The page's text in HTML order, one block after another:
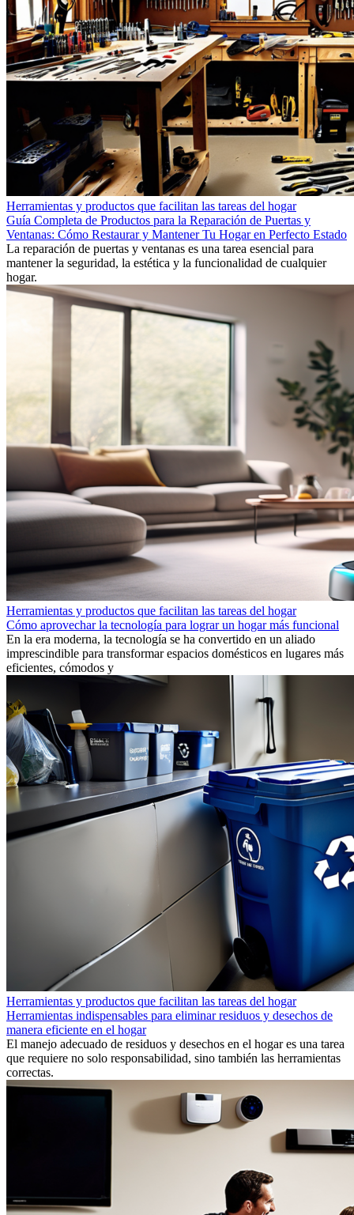
Herramientas y productos que facilitan las tareas del hogar
Guía Completa de Productos para la Reparación de Puertas y
Ventanas: Cómo Restaurar y Mantener Tu Hogar en Perfecto Estado
La reparación de puertas y ventanas es una tarea esencial para
mantener la seguridad, la estética y la funcionalidad de cualquier
hogar.
Herramientas y productos que facilitan las tareas del hogar
Cómo aprovechar la tecnología para lograr un hogar más funcional
En la era moderna, la tecnología se ha convertido en un aliado
imprescindible para transformar espacios domésticos en lugares más
eficientes, cómodos y
Herramientas y productos que facilitan las tareas del hogar
Herramientas indispensables para eliminar residuos y desechos de
manera eficiente en el hogar
El manejo adecuado de residuos y desechos en el hogar es una tarea
que requiere no solo responsabilidad, sino también las herramientas
correctas.